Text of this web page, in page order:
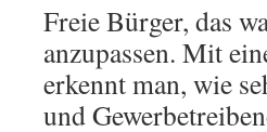
Freie Bürger, das
anzupassen. Mit
erkennt man, wie
und